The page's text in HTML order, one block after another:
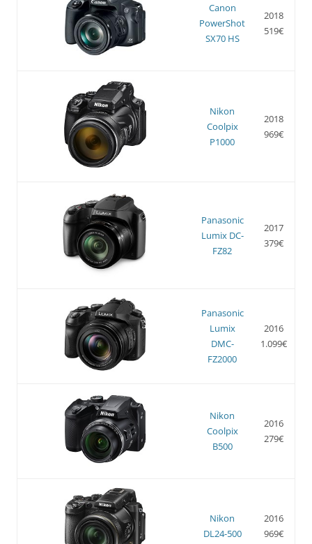
Canon
PowerShot
SX70 HS
2018
519€
Nikon
Coolpix
P1000
2018
969€
Panasonic
Lumix DC-
FZ82
2017
379€
Panasonic
Lumix
DMC-
FZ2000
2016
1.099€
Nikon
Coolpix
B500
2016
279€
Nikon
DL24-500
2016
969€